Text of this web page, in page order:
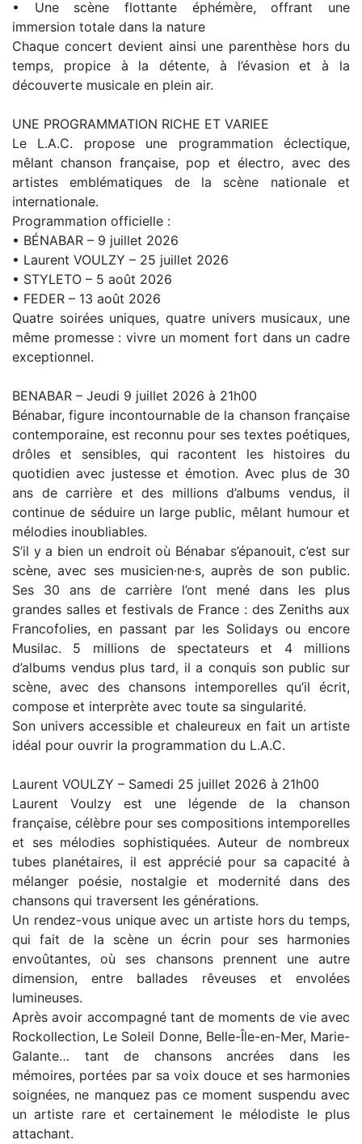
• Une scène flottante éphémère, offrant une
immersion totale dans la nature
Chaque concert devient ainsi une parenthèse hors du
temps, propice à la détente, à l’évasion et à la
découverte musicale en plein air.
UNE PROGRAMMATION RICHE ET VARIEE
Le L.A.C. propose une programmation éclectique,
mêlant chanson française, pop et électro, avec des
artistes emblématiques de la scène nationale et
internationale.
Programmation officielle :
• BÉNABAR – 9 juillet 2026
• Laurent VOULZY – 25 juillet 2026
• STYLETO – 5 août 2026
• FEDER – 13 août 2026
Quatre soirées uniques, quatre univers musicaux, une
même promesse : vivre un moment fort dans un cadre
exceptionnel.
BENABAR – Jeudi 9 juillet 2026 à 21h00
Bénabar, figure incontournable de la chanson française
contemporaine, est reconnu pour ses textes poétiques,
drôles et sensibles, qui racontent les histoires du
quotidien avec justesse et émotion. Avec plus de 30
ans de carrière et des millions d’albums vendus, il
continue de séduire un large public, mêlant humour et
mélodies inoubliables.
S’il y a bien un endroit où Bénabar s’épanouit, c’est sur
scène, avec ses musicien·ne·s, auprès de son public.
Ses 30 ans de carrière l’ont mené dans les plus
grandes salles et festivals de France : des Zeniths aux
Francofolies, en passant par les Solidays ou encore
Musilac. 5 millions de spectateurs et 4 millions
d’albums vendus plus tard, il a conquis son public sur
scène, avec des chansons intemporelles qu’il écrit,
compose et interprète avec toute sa singularité.
Son univers accessible et chaleureux en fait un artiste
idéal pour ouvrir la programmation du L.A.C.
Laurent VOULZY – Samedi 25 juillet 2026 à 21h00
Laurent Voulzy est une légende de la chanson
française, célèbre pour ses compositions intemporelles
et ses mélodies sophistiquées. Auteur de nombreux
tubes planétaires, il est apprécié pour sa capacité à
mélanger poésie, nostalgie et modernité dans des
chansons qui traversent les générations.
Un rendez-vous unique avec un artiste hors du temps,
qui fait de la scène un écrin pour ses harmonies
envoûtantes, où ses chansons prennent une autre
dimension, entre ballades rêveuses et envolées
lumineuses.
Après avoir accompagné tant de moments de vie avec
Rockollection, Le Soleil Donne, Belle-Île-en-Mer, Marie-
Galante… tant de chansons ancrées dans les
mémoires, portées par sa voix douce et ses harmonies
soignées, ne manquez pas ce moment suspendu avec
un artiste rare et certainement le mélodiste le plus
attachant.